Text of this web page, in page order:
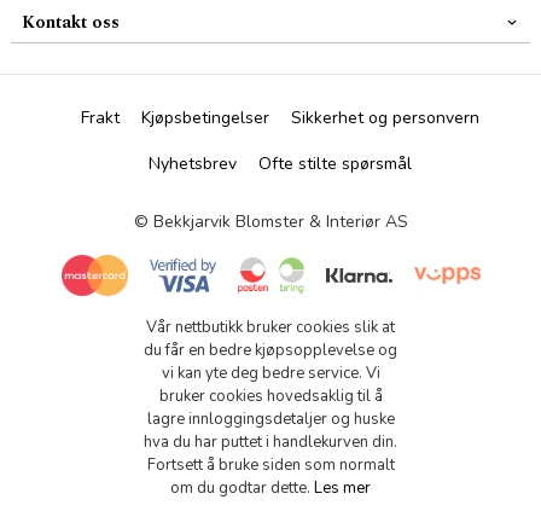
Kontakt oss
Frakt Kjøpsbetingelser
Sikkerhet og personvern
Nyhetsbrev
Ofte stilte spørsmål
© Bekkjarvik Blomster & Interiør AS
Vår nettbutikk bruker cookies slik at
du får en bedre kjøpsopplevelse og
vi kan yte deg bedre service. Vi
bruker cookies hovedsaklig til å
lagre innloggingsdetaljer og huske
hva du har puttet i handlekurven din.
Fortsett å bruke siden som normalt
om du godtar dette. Les mer